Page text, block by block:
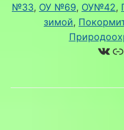
№33, ОУ №69, ОУ№42,
зимой,